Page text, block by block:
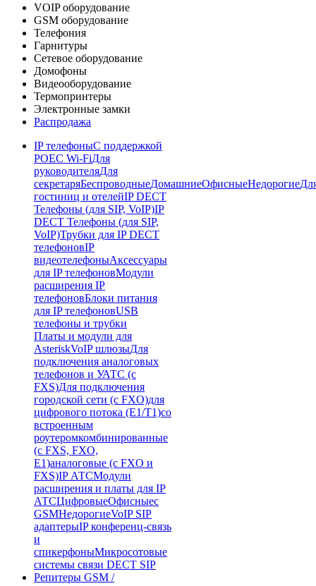
VOIP оборудование
GSM оборудование
Телефония
Гарнитуры
Сетевое оборудование
Домофоны
Видеооборудование
Термопринтеры
Электронные замки
Распродажа
IP телефоныС поддержкой
POEC Wi-FiДля
руководителяДля
секретаряБеспроводныеДомашниеОфисныеНедорогие
гостиниц и отелейIP DECT
Телефоны (для SIP, VoIP)IP
DECT Телефоны (для SIP,
VoIP)Трубки для IP DECT
телефоновIP
видеотелефоныАксессуары
для IP телефоновМодули
расширения IP
телефоновБлоки питания
для IP телефоновUSB
телефоны и трубки
Платы и модули для
AsteriskVoIP шлюзыДля
подключения аналоговых
телефонов и УАТС (с
FXS)Для подключения
городской сети (с FXO)для
цифрового потока (E1/T1)со
встроенным
роутеромкомбинированные
(c FXS, FXO,
E1)аналоговые (с FXO и
FXS)IP АТСМодули
расширения и платы для IP
АТСЦифровыеОфисныес
GSMНедорогиеVoIP SIP
адаптерыIP конференц-связь
и
спикерфоныМикросотовые
системы связи DECT SIP
Репитеры GSM /